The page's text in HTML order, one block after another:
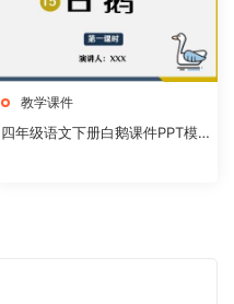
教学课件
四年级语文下册白鹅课件PPT模